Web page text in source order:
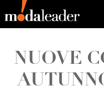
Blog Archives
NUOVE